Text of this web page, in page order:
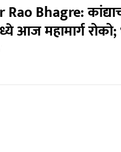
Bhagre:
आज महामार्ग